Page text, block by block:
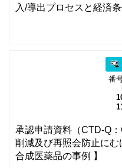
入/導出プロセスと経済
番
承認申請資料（CTD-Q
削減及び再照会防止に
合成医薬品の事例 】